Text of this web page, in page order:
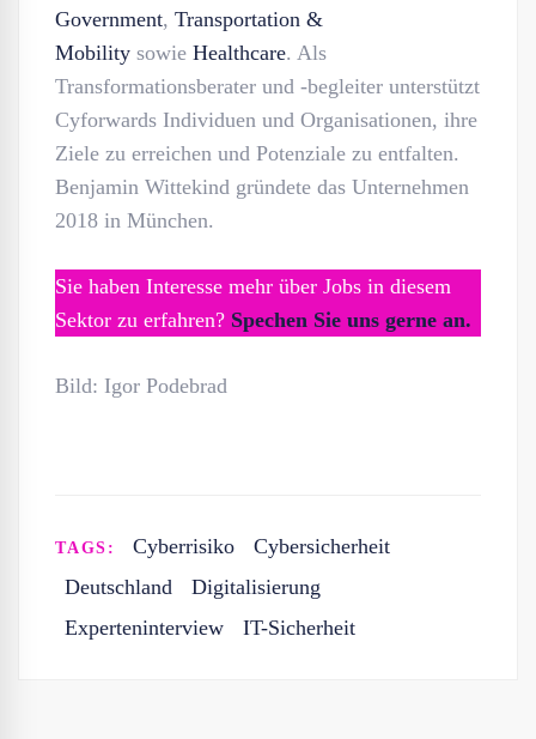
Government, Transportation &
Mobility sowie Healthcare. Als
Transformationsberater und -begleiter unterstützt
Cyforwards Individuen und Organisationen, ihre
Ziele zu erreichen und Potenziale zu entfalten.
Benjamin Wittekind gründete das Unternehmen
2018 in München.
Sie haben Interesse mehr über Jobs in diesem
Sektor zu erfahren? Spechen Sie uns gerne an.
Bild: Igor Podebrad
TAGS: Cyberrisiko
Cybersicherheit
Deutschland
Digitalisierung
Experteninterview
IT-Sicherheit